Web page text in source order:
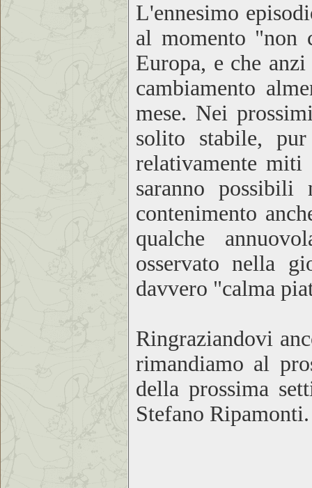
L'ennesimo
al momento "non
Europa, e che
cambiamento
mese. Nei
solito stabile,
relativamente miti
saranno possibili
contenimento
qualche
osservato nella
davvero "calma
Ringraziandovi
rimandiamo al
della prossima
Stefano Ripamonti.